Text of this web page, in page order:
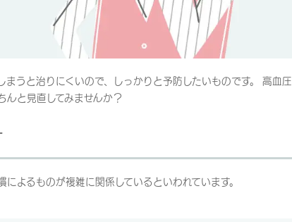
うと治りにくいので、しっかりと予防したいものです。 高血圧
んと見直してみませんか？
よるものが複雑に関係しているといわれています。